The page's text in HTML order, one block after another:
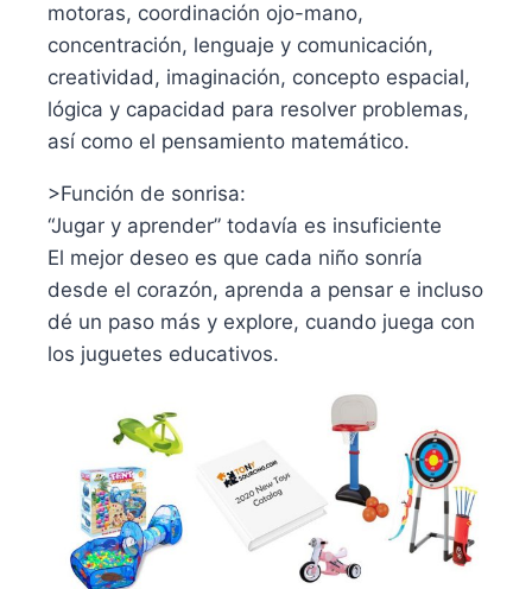
motoras, coordinación ojo-mano,
concentración, lenguaje y comunicación,
creatividad, imaginación, concepto espacial,
lógica y capacidad para resolver problemas,
así como el pensamiento matemático.
>Función de sonrisa:
“Jugar y aprender” todavía es insuficiente
El mejor deseo es que cada niño sonría
desde el corazón, aprenda a pensar e incluso
dé un paso más y explore, cuando juega con
los juguetes educativos.